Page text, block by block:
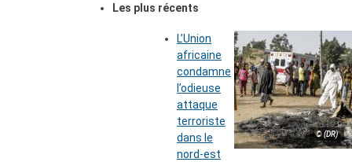
Les plus récents
© (DR)
L’Union
africaine
condamne
l’odieuse
attaque
terroriste
dans le
nord-est